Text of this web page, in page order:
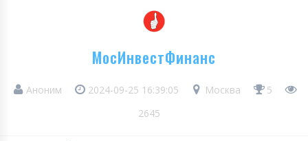
МосИнвестФинанс
Аноним 2024-09-25 16:39:05 Москва
5
2645